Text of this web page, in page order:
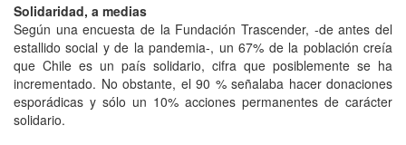
Solidaridad, a medias
Según una encuesta de la Fundación Trascender, -de antes del
estallido social y de la pandemia-, un 67% de la población creía
que Chile es un país solidario, cifra que posiblemente se ha
incrementado. No obstante, el 90 % señalaba hacer donaciones
esporádicas y sólo un 10% acciones permanentes de carácter
solidario.